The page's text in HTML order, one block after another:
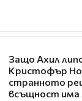
Защо Ахил
Кристофър
странното
всъщност има